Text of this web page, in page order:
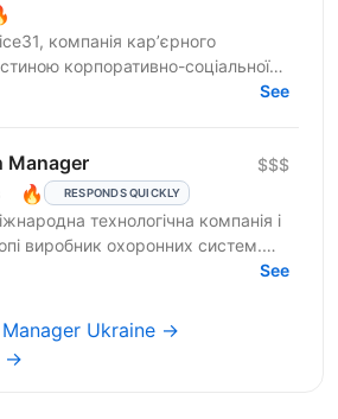
компанія карʼєрного
корпоративно-соціальної
Ми об’єднуємо людей, які
See
Manager
🔥 RESPONDS QUICKLY
$$$
технологічна компанія і
виробник охоронних систем.
уже понад 4,5 мільйониSee
Ukraine →
→